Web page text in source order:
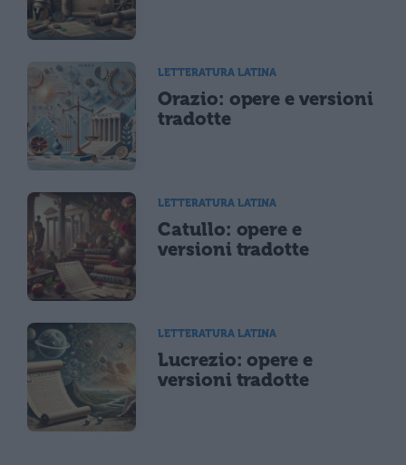
LETTERATURA LATINA
Orazio: opere e versioni
tradotte
LETTERATURA LATINA
Catullo: opere e
versioni tradotte
LETTERATURA LATINA
Lucrezio: opere e
versioni tradotte